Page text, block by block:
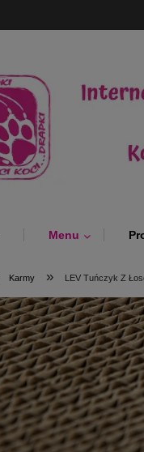
Menu
Karmy » LEV Tuńczyk Z